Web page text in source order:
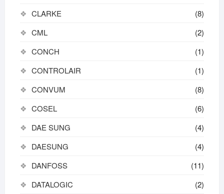
CLARKE
(8)
CML
(2)
CONCH
(1)
CONTROLAIR
(1)
CONVUM
(8)
COSEL
(6)
DAE SUNG
(4)
DAESUNG
(4)
DANFOSS
(11)
DATALOGIC
(2)